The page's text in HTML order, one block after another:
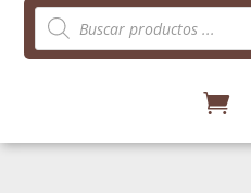
Búsqueda
de
productos